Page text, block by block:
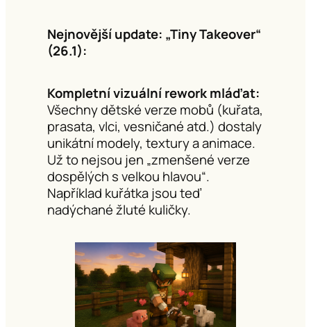
Nejnovější update: „Tiny Takeover“
(26.1):
Kompletní vizuální rework mláďat:
Všechny dětské verze mobů (kuřata,
prasata, vlci, vesničané atd.) dostaly
unikátní modely, textury a animace.
Už to nejsou jen „zmenšené verze
dospělých s velkou hlavou“.
Například kuřátka jsou teď
nadýchané žluté kuličky.